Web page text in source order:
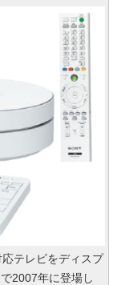
テレビをディスプ
2007年に登場し